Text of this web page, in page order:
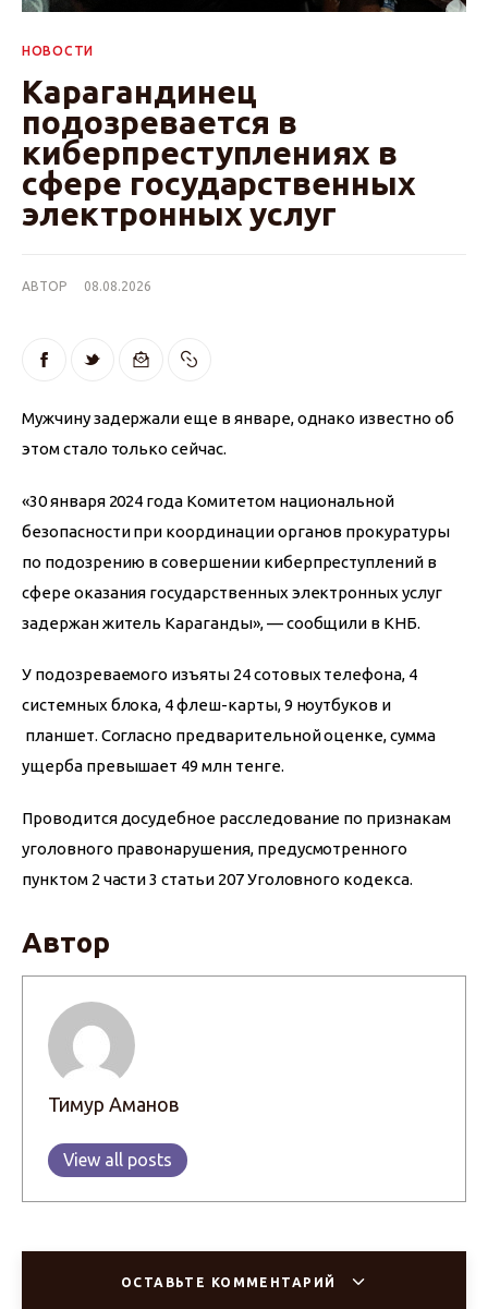
НОВОСТИ
Карагандинец
подозревается в
киберпреступлениях в
сфере государственных
электронных услуг
АВТОР 08.08.2026
Мужчину задержали еще в январе, однако известно об
этом стало только сейчас.
«30 января 2024 года Комитетом национальной
безопасности при координации органов прокуратуры
по подозрению в совершении киберпреступлений в
сфере оказания государственных электронных услуг
задержан житель Караганды», — сообщили в КНБ.
У подозреваемого изъяты 24 сотовых телефона, 4
системных блока, 4 флеш-карты, 9 ноутбуков и
планшет. Согласно предварительной оценке, сумма
ущерба превышает 49 млн тенге.
Проводится досудебное расследование по признакам
уголовного правонарушения, предусмотренного
пунктом 2 части 3 статьи 207 Уголовного кодекса.
Автор
Тимур Аманов
View all posts
ОСТАВЬТЕ КОММЕНТАРИЙ